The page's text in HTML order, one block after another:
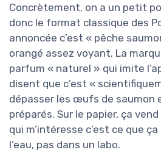
Concrètement, on a un petit
donc le format classique des
annoncée c’est « pêche
orangé assez voyant. La
parfum « naturel » qui imite
disent que c’est «
dépasser les œufs de saumon
préparés. Sur le papier, ça
qui m’intéresse c’est ce que
l’eau, pas dans un labo.